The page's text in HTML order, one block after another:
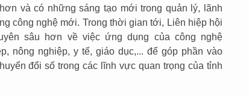
và có những sáng tạo mới trong quản lý, lãnh
công nghệ mới. Trong thời gian tới, Liên hiệp hội
sâu hơn về việc ứng dụng của công nghệ
nông nghiệp, y tế, giáo dục,... để góp phần vào
đổi số trong các lĩnh vực quan trọng của tỉnh